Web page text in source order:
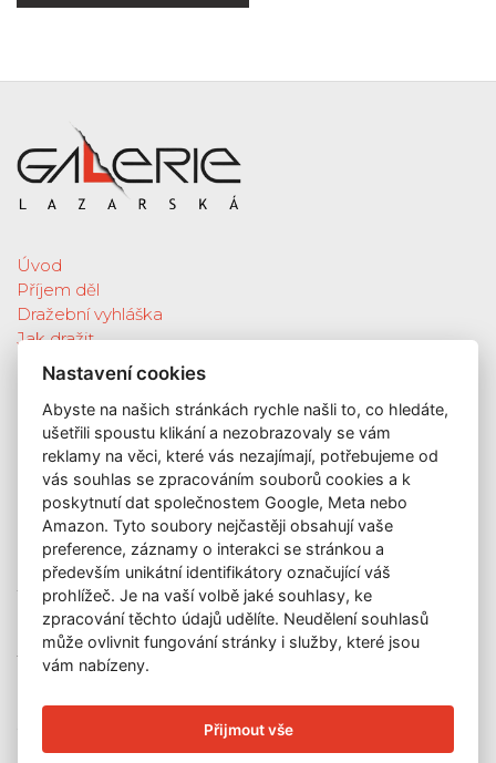
Úvod
Příjem děl
Dražební vyhláška
Jak dražit
Galerie
Katalog vydražených děl
O nás
GDPR
Kontakt
KONTAKT
GALERIE LAZARSKÁ
Lazarská 7
110 00 Praha 1
E-mail:
info@galerielazarska.cz
Telefon:
+420 222 523 739
OTEVÍRACÍ DOBA
Nastavení cookies
Abyste na našich stránkách rychle našli to, co hledáte,
ušetřili spoustu klikání a nezobrazovaly se vám
reklamy na věci, které vás nezajímají, potřebujeme od
vás souhlas se zpracováním souborů cookies a k
poskytnutí dat společnostem Google, Meta nebo
Amazon. Tyto soubory nejčastěji obsahují vaše
preference, záznamy o interakci se stránkou a
především unikátní identifikátory označující váš
prohlížeč. Je na vaší volbě jaké souhlasy, ke
zpracování těchto údajů udělíte. Neudělení souhlasů
může ovlivnit fungování stránky i služby, které jsou
vám nabízeny.
Přijmout vše